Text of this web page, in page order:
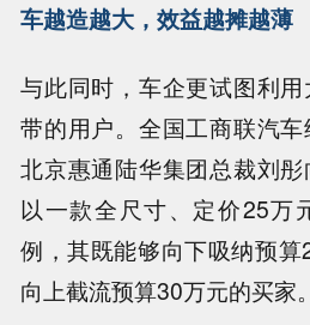
车越造越大，效益越摊越薄
与此同时，车企更试图利
带的用户。全国工商联汽车
北京惠通陆华集团总裁刘彤
以一款全尺寸、定价25万
例，其既能够向下吸纳预
向上截流预算30万元的买家。